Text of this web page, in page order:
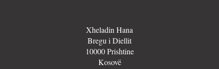
Xheladin Hana
Bregu i Diellit
10000 Prishtine
Kosovë